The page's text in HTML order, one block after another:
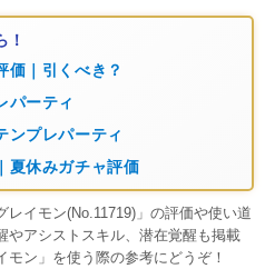
！
価｜引くべき？
パーティ
ンプレパーティ
夏休みガチャ評価
イモン(No.11719)」の評価や使い道
やアシストスキル、潜在覚醒も掲載
モン」を使う際の参考にどうぞ！